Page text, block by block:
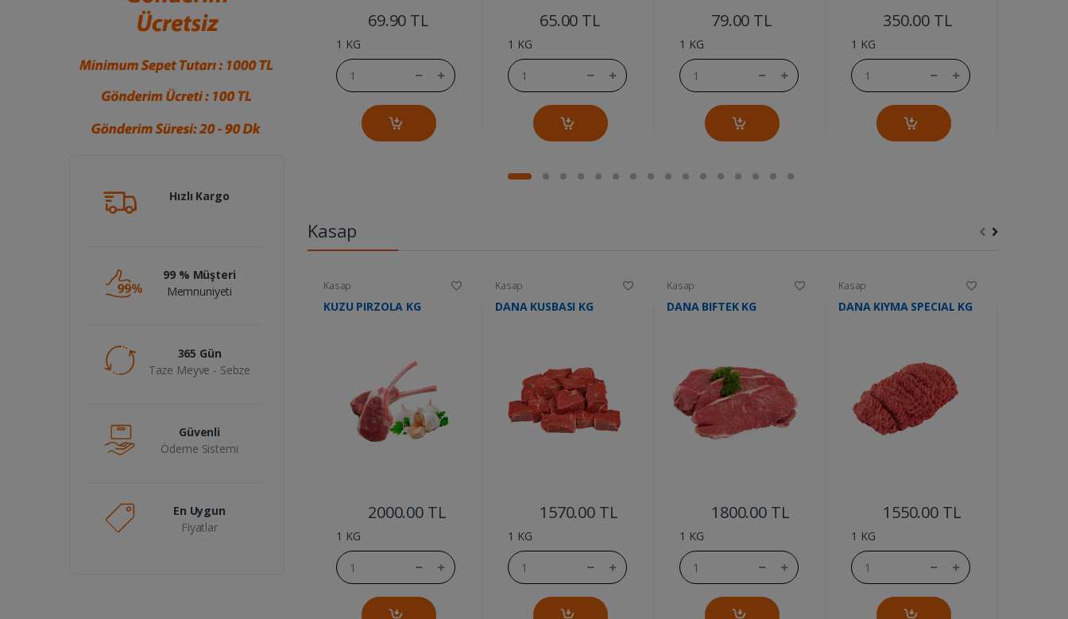
Hızlı Kargo
99 % Müşteri
Memnuniyeti
365 Gün
Taze Meyve - Sebze
Güvenli
Ödeme Sistemi
En Uygun
Fiyatlar
69.90 TL
1 KG
65.00 TL
1 KG
79.00 TL
1 KG
350.00 TL
1 KG
Kasap
Kasap
KUZU PIRZOLA KG
2000.00 TL
1 KG
Kasap
DANA KUSBASI KG
1570.00 TL
1 KG
Kasap
DANA BIFTEK KG
1800.00 TL
1 KG
Kasap
DANA KIYMA SPECIAL KG
1550.00 TL
1 KG